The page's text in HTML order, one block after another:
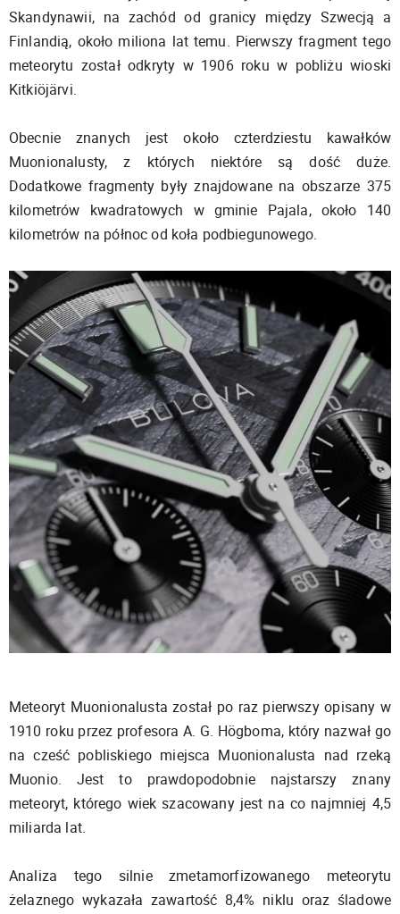
Skandynawii, na zachód od granicy między Szwecją a
Finlandią, około miliona lat temu. Pierwszy fragment tego
meteorytu został odkryty w 1906 roku w pobliżu wioski
Kitkiöjärvi.
Obecnie znanych jest około czterdziestu kawałków
Muonionalusty, z których niektóre są dość duże.
Dodatkowe fragmenty były znajdowane na obszarze 375
kilometrów kwadratowych w gminie Pajala, około 140
kilometrów na północ od koła podbiegunowego.
Meteoryt Muonionalusta został po raz pierwszy opisany w
1910 roku przez profesora A. G. Högboma, który nazwał go
na cześć pobliskiego miejsca Muonionalusta nad rzeką
Muonio. Jest to prawdopodobnie najstarszy znany
meteoryt, którego wiek szacowany jest na co najmniej 4,5
miliarda lat.
Analiza tego silnie zmetamorfizowanego meteorytu
żelaznego wykazała zawartość 8,4% niklu oraz śladowe